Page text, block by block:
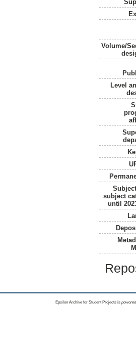
Volume/
Level
subject
until
Epsilon Archive for Student Projects is